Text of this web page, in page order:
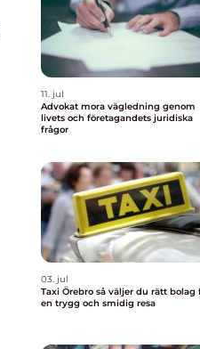
11. jul
Advokat mora vägledning genom
livets och företagandets juridiska
frågor
03. jul
Taxi Örebro så väljer du rätt bolag för
en trygg och smidig resa